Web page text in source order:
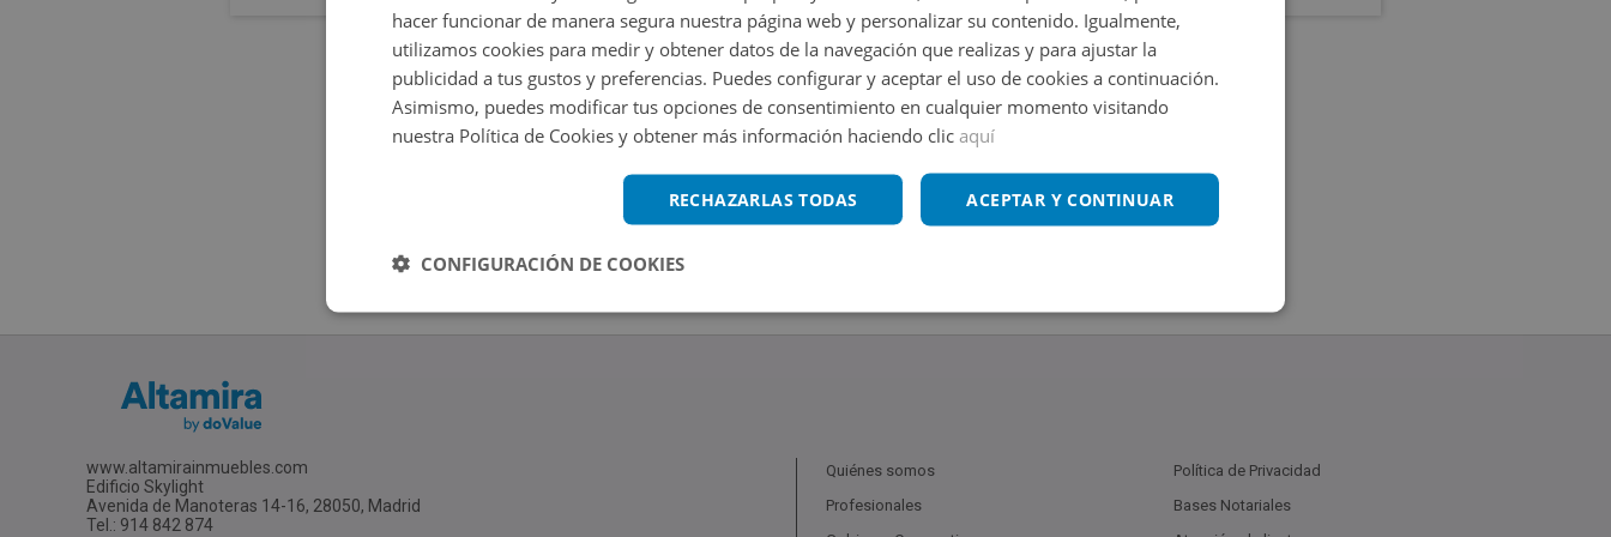
www.altamirainmuebles.com
Edificio Skylight
Avenida de Manoteras 14-16, 28050, Madrid
Tel.: 914 842 874
Quiénes somos
Profesionales
Política de Privacidad
Bases Notariales
hacer funcionar de manera segura nuestra página web y personalizar su contenido. Igualmente,
utilizamos cookies para medir y obtener datos de la navegación que realizas y para ajustar la
publicidad a tus gustos y preferencias. Puedes configurar y aceptar el uso de cookies a continuación.
Asimismo, puedes modificar tus opciones de consentimiento en cualquier momento visitando
nuestra Política de Cookies y obtener más información haciendo clic aquí
ACEPTAR Y CONTINUAR
RECHAZARLAS TODAS
CONFIGURACIÓN DE COOKIES